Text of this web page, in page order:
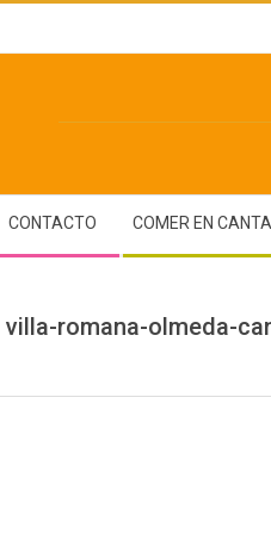
CONTACTO COMER EN
villa-romana-olmeda-